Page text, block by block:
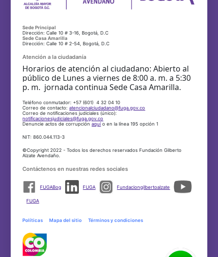
Sede Principal
Dirección: Calle 10 # 3-16, Bogotá, D.C
Sede Casa Amarilla
Dirección: Calle 10 # 2-54, Bogotá, D.C
Atención a la ciudadanía
Horarios de atención al ciudadano: Abierto al
público de Lunes a viernes de 8:00 a. m. a 5:30
p. m. jornada continua Sede Casa Amarilla.
Teléfono conmutador: +57 (601) 4 32 04 10
Correo de contacto:atencionalciudadano@fuga.gov.co
Correo de notificaciones judiciales (único):
notificacionesjudiciales@fuga.gov.co
Denuncie actos de corrupciónaquío en la línea 195 opción 1
NIT: 860.044.113-3
©Copyright 2022 - Todos los derechos reservados Fundación Gilberto
Alzate Avendaño.
Contáctenos en nuestras redes sociales
FUGABog FUGA Fundaciongilbertoalzate
FUGA
Políticas Mapa del sitio Términos y condiciones